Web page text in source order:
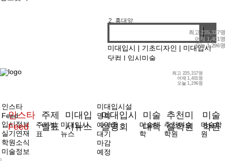
최고235,317명
어제 1,401명
오늘1,296명
2. 홍대앞
4. 선릉
미대입시 | 기초디자인 | 미대입시
닷컴 | 입시미술
최고 235,317명
어제1,401명
오늘1,296명
인스타
Feed
주제
발표
미대입
시뉴스
미대입시
설명회
미술
대학
추천미
술학원
미술
학원
인스타
Feed
입시정보
실기연재
학원소식
미술정보
주제발
표
미대입시
뉴스
미대입시설
명회
예약중
대기
마감
예정
미술대
학
추천미술
학원
미술학
원